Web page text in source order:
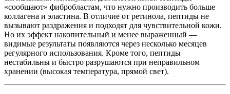
«сообщают» фибробластам, что нужно производить больше
коллагена и эластина. В отличие от ретинола, пептиды не
вызывают раздражения и подходят для чувствительной кожи.
Но их эффект накопительный и менее выраженный —
видимые результаты появляются через несколько месяцев
регулярного использования. Кроме того, пептиды
нестабильны и быстро разрушаются при неправильном
хранении (высокая температура, прямой свет).